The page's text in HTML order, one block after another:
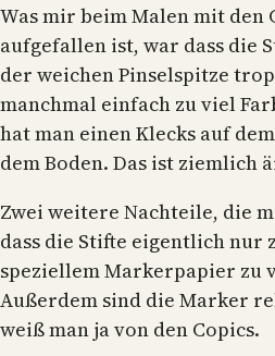
Was mir beim Malen mit den
aufgefallen ist, war dass die
der weichen Pinselspitze
manchmal einfach zu viel
hat man einen Klecks auf
dem Boden. Das ist ziemlich
Zwei weitere Nachteile, die
dass die Stifte eigentlich nur
speziellem Markerpapier zu
Außerdem sind die Marker
weiß man ja von den Copics.